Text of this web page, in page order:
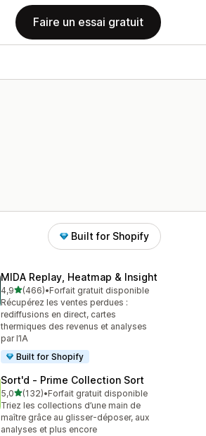
Faire un essai gratuit
Built for Shopify
MIDA Replay, Heatmap & Insight
4,9étoile(s) sur 5
(466)
466 avis au total
•Forfait gratuit disponible
Récupérez les ventes perdues :
rediffusions en direct, cartes
thermiques des revenus et analyses
par l’IA
Built for Shopify
Sort'd ‑ Prime Collection Sort
5,0étoile(s) sur 5
(132)
132 avis au total
•Forfait gratuit disponible
Triez les collections d’une main de
maître grâce au glisser-déposer, aux
analyses et plus encore